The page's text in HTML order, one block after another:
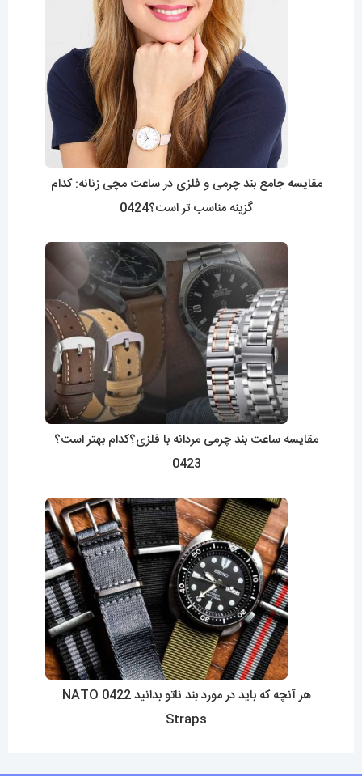
مقایسه جامع بند چرمی و فلزی در ساعت مچی زنانه: کدام
گزینه مناسب تر است؟0424
مقایسه ساعت بند چرمی مردانه با فلزی؟کدام بهتر است؟
0423
هر آنچه که باید در مورد بند ناتو بدانید 0422 NATO
Straps